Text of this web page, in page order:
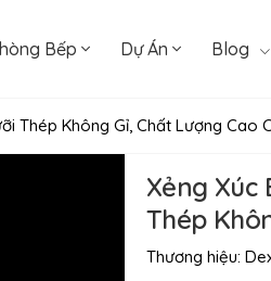
Bếp Dự Án Blog
Thép Không Gỉ, Chất Lượng Cao
Xẻng
Thép
Thương hiệu: